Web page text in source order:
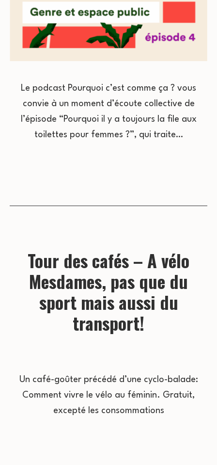
Le podcast Pourquoi c’est comme ça ? vous
convie à un moment d’écoute collective de
l’épisode “Pourquoi il y a toujours la file aux
toilettes pour femmes ?”, qui traite…
Tour des cafés – A vélo
Mesdames, pas que du
sport mais aussi du
transport!
Un café-goûter précédé d’une cyclo-balade:
Comment vivre le vélo au féminin. Gratuit,
excepté les consommations